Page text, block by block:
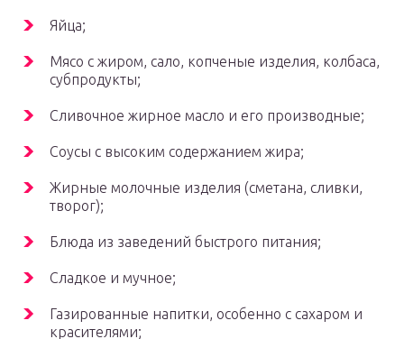
Яйца;
Мясо с жиром, сало, копченые изделия, колбаса,
субпродукты;
Сливочное жирное масло и его производные;
Соусы с высоким содержанием жира;
Жирные молочные изделия (сметана, сливки,
творог);
Блюда из заведений быстрого питания;
Сладкое и мучное;
Газированные напитки, особенно с сахаром и
красителями;